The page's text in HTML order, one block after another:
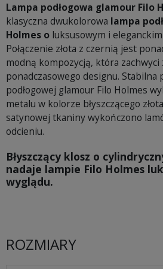
Lampa podłogowa glamour Filo
klasyczna dwukolorowa lampa
Holmes o luksusowym i
Połączenie złota z czernią jest
modną kompozycją, która
ponadczasowego designu. Stabilna
podłogowej glamour Filo Holmes
metalu w kolorze błyszczącego
satynowej tkaniny wykończono
odcieniu.
Błyszczący klosz o
nadaje lampie Filo Holmes
wyglądu.
ROZMIARY